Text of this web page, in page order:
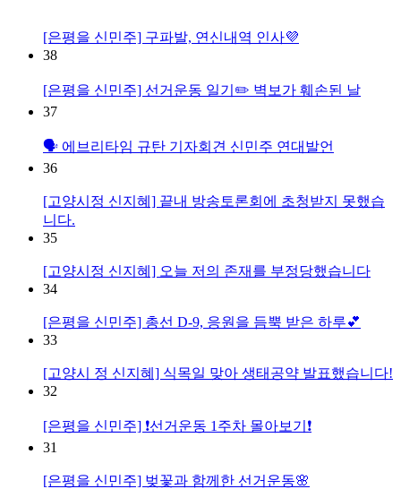
[은평을 신민주] 구파발, 연신내역 인사💜
38
[은평을 신민주] 선거운동 일기✏️ 벽보가 훼손된 날
37
🗣️ 에브리타임 규탄 기자회견 신민주 연대발언
36
[고양시정 신지혜] 끝내 방송토론회에 초청받지 못했습
니다.
35
[고양시정 신지혜] 오늘 저의 존재를 부정당했습니다
34
[은평을 신민주] 총선 D-9, 응원을 듬뿍 받은 하루💕
33
[고양시 정 신지혜] 식목일 맞아 생태공약 발표했습니다!
32
[은평을 신민주] ❗선거운동 1주차 몰아보기❗
31
[은평을 신민주] 벚꽃과 함께한 선거운동🌸